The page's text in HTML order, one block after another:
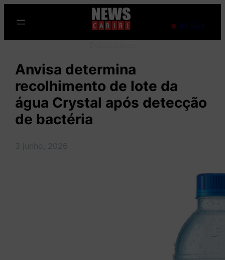
para
o
Ao Vivo
Anvisa determina
recolhimento de lote da
água Crystal após detecção
de bactéria
3 junho, 2026